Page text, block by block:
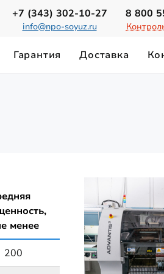
+7 (343) 302-10-27
info@npo-soyuz.ru
8 800
Гарантия Доставка
менее
200